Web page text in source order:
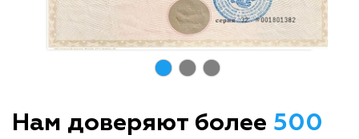
Нам доверяют более 500